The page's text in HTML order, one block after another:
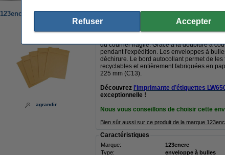
123encre enveloppe à bulles éco en papier 170 x 225 mm - C13
agrandir
Les enveloppes à bulles en papier marron
du courrier fragile. Grâce à la doublure à
pendant l'expédition. Les enveloppes à
déchirure. Le bord autocollant permet de
recyclables et entièrement fabriquées en
225 mm (C13).
Découvrez l'imprimante d’étiquettes
exceptionnelle !
Nous vous conseillons de choisir cette
Bien sûr aussi sur ce produit de la marque
Caractéristiques
Marque: 123encre
Type:
enveloppe à bulles
Refuser Accepter